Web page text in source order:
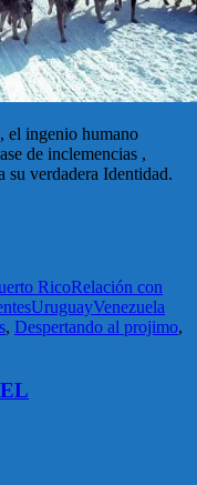
el ingenio humano
de inclemencias ,
su verdadera Identidad.
RicoRelación con
UruguayVenezuela
, Despertando al projimo,